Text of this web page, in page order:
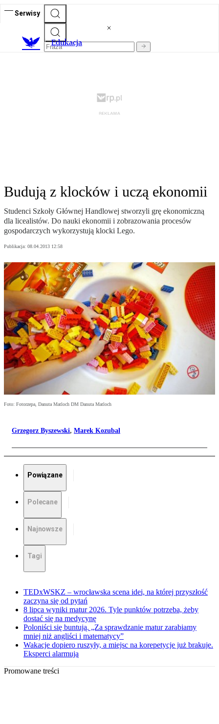
Serwisy
Edukacja
Budują z klocków i uczą ekonomii
Studenci Szkoły Głównej Handlowej stworzyli grę ekonomiczną
dla licealistów. Do nauki ekonomii i zobrazowania procesów
gospodarczych wykorzystują klocki Lego.
Publikacja: 08.04.2013 12:58
Foto: Fotorzepa, Danuta Matloch DM Danuta Matloch
Grzegorz Byszewski, Marek Kozubal
Powiązane
Polecane
Najnowsze
Tagi
TEDxWSKZ – wrocławska scena idei, na której przyszłość
zaczyna się od pytań
8 lipca wyniki matur 2026. Tyle punktów potrzeba, żeby
dostać się na medycynę
Poloniści się buntują. „Za sprawdzanie matur zarabiamy
mniej niż angliści i matematycy”
Wakacje dopiero ruszyły, a miejsc na korepetycje już brakuje.
Eksperci alarmują
Promowane treści